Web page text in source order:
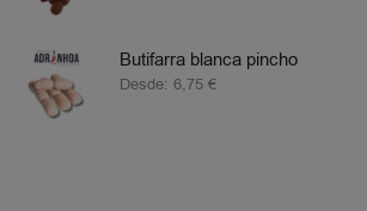
Butifarra blanca pincho
Desde: 6,75 €